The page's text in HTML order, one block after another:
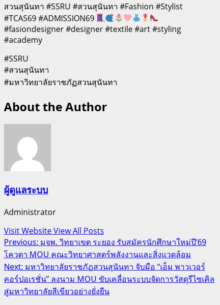
สวนสุนันทา #SSRU #สวนสุนันทา #Fashion #Stylist
#TCAS69 #ADMISSION69
#fasiondesigner #designer #textile #art #styling
#academy
#SSRU
#สวนสุนันทา
#มหาวิทยาลัยราชภัฏสวนสุนันทา
About the Author
ผู้ดูแลระบบ
Administrator
Visit WebsiteView All Posts
Post
navigation
Previous: มจพ. วิทยาเขต ระยอง รับสมัครนักศึกษาใหม่ปี’69
โควตา MOU คณะวิทยาศาสตร์พลังงานและสิ่งแวดล้อม
Next: มหาวิทยาลัยราชภัฏสวนสุนันทา จับมือ “เอ็ม พาวเวอร์
คอร์ปอเรชั่น” ลงนาม MOU ขับเคลื่อนระบบจัดการวัสดุรีไซเคิล
สู่มหาวิทยาลัยสีเขียวอย่างยั่งยืน